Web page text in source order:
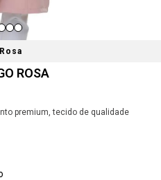
ROSA
premium, tecido de qualidade